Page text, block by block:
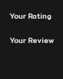
Your Rating
Your Review